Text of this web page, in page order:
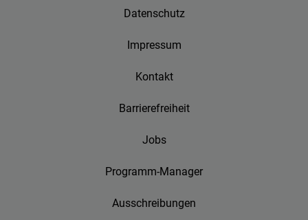
Datenschutz
Impressum
Kontakt
Barrierefreiheit
Jobs
Programm-Manager
Ausschreibungen